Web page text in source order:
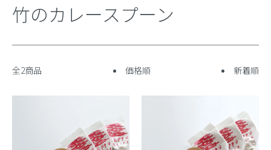
竹のカレースプーン
全2商品 価格順 新着順